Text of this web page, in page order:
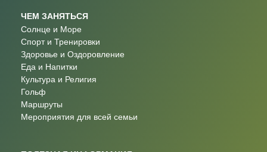
ЧЕМ ЗАНЯТЬСЯ
Солнце и Море
Спорт и Тренировки
Здоровье и Оздоровление
Еда и Напитки
Культура и Религия
Гольф
Маршруты
Мероприятия для всей семьи